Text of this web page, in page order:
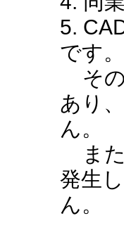
5.
です。
その
あり
ん。
また
発生
ん。